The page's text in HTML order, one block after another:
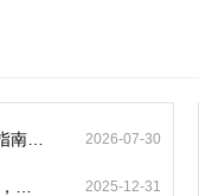
2026-07-30
2025-12-31